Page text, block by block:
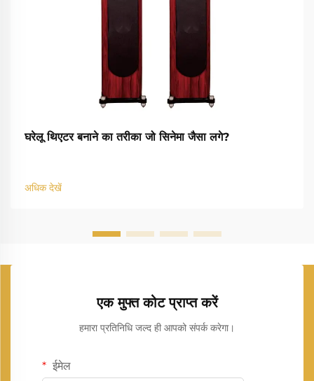
घरेलू थिएटर बनाने का तरीका जो सिनेमा जैसा लगे?
अधिक देखें
एक मुफ्त कोट प्राप्त करें
हमारा प्रतिनिधि जल्द ही आपको संपर्क करेगा।
ईमेल